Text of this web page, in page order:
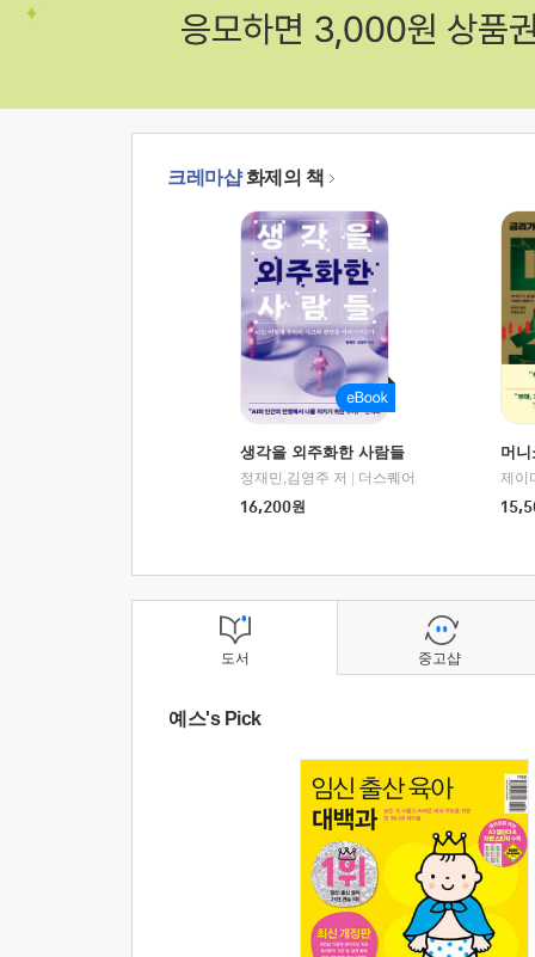
크레마샵화제의 책
생각을 외주화한 사람들
정재민,김영주 저
더스퀘어
16,200원
머
도서
예스's Pick
중고샵